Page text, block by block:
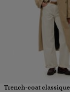
Trench-coat classique